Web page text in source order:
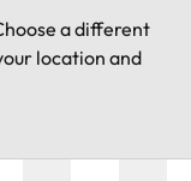
a different
location and